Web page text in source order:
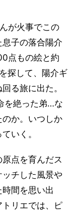
が火事でこの
子の落合陽介
点もの絵と約
探して、陽介ギ
る旅に出た。
を絶った弟…な
か。いつしか
いく。
点を育んだス
チした風景や
間を思い出
リエでは、ピ